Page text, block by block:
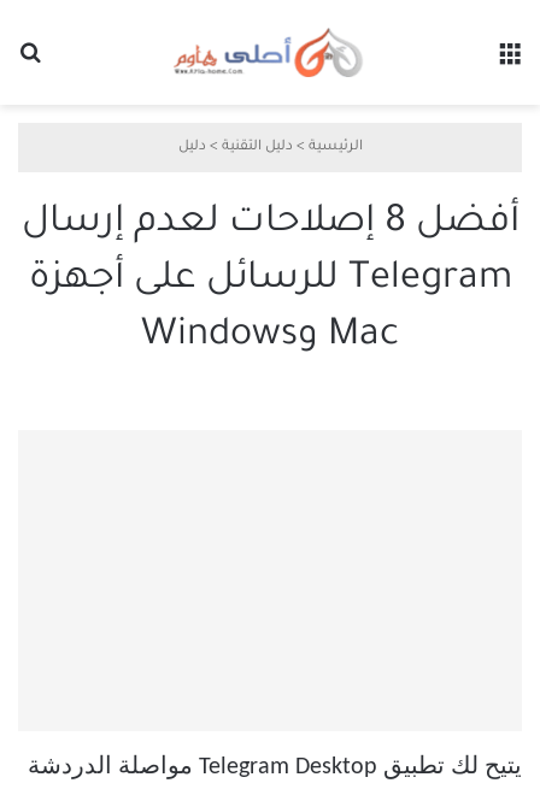
الرئيسية > دليل التقنية > دليل
أفضل 8 إصلاحات لعدم إرسال
Telegram للرسائل على أجهزة
Mac وWindows
يتيح لك تطبيق Telegram Desktop مواصلة الدردشة